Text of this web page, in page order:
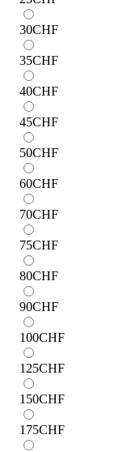
30CHF
35CHF
40CHF
45CHF
50CHF
60CHF
70CHF
75CHF
80CHF
90CHF
100CHF
125CHF
150CHF
175CHF